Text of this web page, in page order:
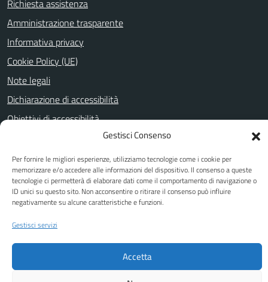
Gestisci Consenso
Per fornire le migliori esperienze, utilizziamo tecnologie come i cookie per
memorizzare e/o accedere alle informazioni del dispositivo. Il consenso a queste
tecnologie ci permetterà di elaborare dati come il comportamento di navigazione o
ID unici su questo sito. Non acconsentire o ritirare il consenso può influire
negativamente su alcune caratteristiche e funzioni.
Gestisci servizi
Accetta
Richiesta assistenza
Amministrazione trasparente
Informativa privacy
Cookie Policy (UE)
Note legali
Dichiarazione di accessibilità
Obiettivi di accessibilità
SEGUICI SU
FacebookYoutube
Piano di miglioramento del sito